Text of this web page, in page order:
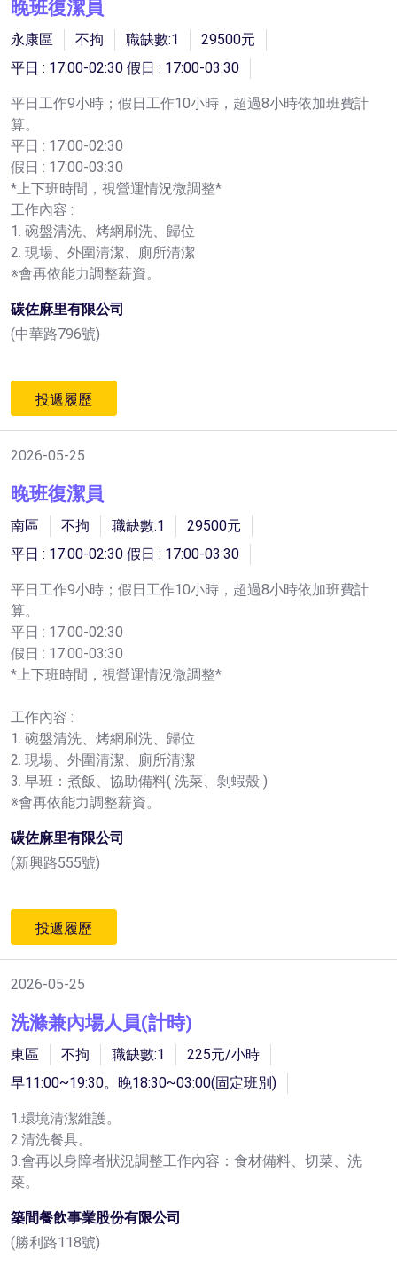
晚班復潔員
永康區 不拘 職缺數:1
29500元
平日 : 17:00-02:30 假日 : 17:00-03:30
平日工作9小時；假日工作10小時，超過8小時依加班費計
算。
平日 : 17:00-02:30
假日 : 17:00-03:30
*上下班時間，視營運情況微調整*
工作內容 :
1. 碗盤清洗、烤網刷洗、歸位
2. 現場、外圍清潔、廁所清潔
※會再依能力調整薪資。
碳佐麻里有限公司
(中華路796號)
投遞履歷
2026-05-25
晚班復潔員
南區 不拘 職缺數:1
29500元
平日 : 17:00-02:30 假日 : 17:00-03:30
平日工作9小時；假日工作10小時，超過8小時依加班費計
算。
平日 : 17:00-02:30
假日 : 17:00-03:30
*上下班時間，視營運情況微調整*
工作內容 :
1. 碗盤清洗、烤網刷洗、歸位
2. 現場、外圍清潔、廁所清潔
3. 早班：煮飯、協助備料( 洗菜、剝蝦殼 )
※會再依能力調整薪資。
碳佐麻里有限公司
(新興路555號)
投遞履歷
2026-05-25
洗滌兼內場人員(計時)
東區 不拘 職缺數:1
225元/小時
早11:00~19:30。晚18:30~03:00(固定班別)
1.環境清潔維護。
2.清洗餐具。
3.會再以身障者狀況調整工作內容：食材備料、切菜、洗
菜。
築間餐飲事業股份有限公司
(勝利路118號)